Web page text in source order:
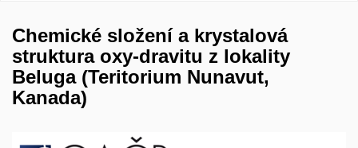
Chemické složení a krystalová
struktura oxy-dravitu z lokality
Beluga (Teritorium Nunavut,
Kanada)